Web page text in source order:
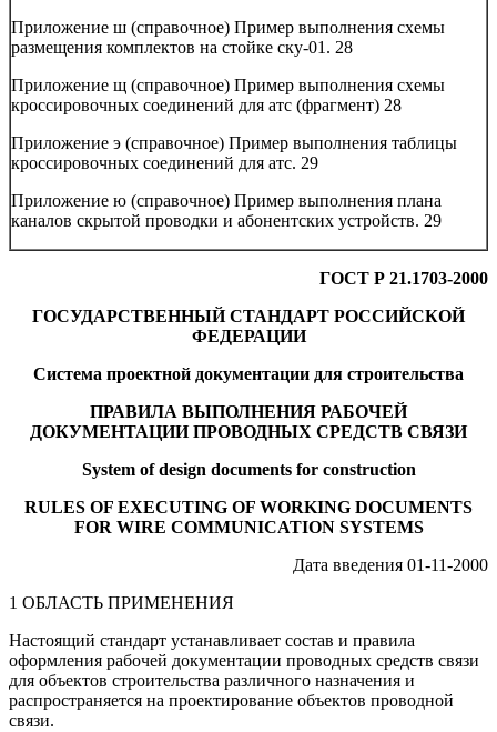
Приложение ш (справочное) Пример выполнения схемы
размещения комплектов на стойке ску-01. 28
Приложение щ (справочное) Пример выполнения схемы
кроссировочных соединений для атс (фрагмент) 28
Приложение э (справочное) Пример выполнения таблицы
кроссировочных соединений для атс. 29
Приложение ю (справочное) Пример выполнения плана
каналов скрытой проводки и абонентских устройств. 29
ГОСТ Р 21.1703-2000
ГОСУДАРСТВЕННЫЙ СТАНДАРТ РОССИЙСКОЙ
ФЕДЕРАЦИИ
Система проектной документации для строительства
ПРАВИЛА ВЫПОЛНЕНИЯ РАБОЧЕЙ
ДОКУМЕНТАЦИИ ПРОВОДНЫХ СРЕДСТВ СВЯЗИ
System of design documents for construction
RULES OF EXECUTING OF WORKING DOCUMENTS
FOR WIRE COMMUNICATION SYSTEMS
Дата введения 01-11-2000
1 ОБЛАСТЬ ПРИМЕНЕНИЯ
Настоящий стандарт устанавливает состав и правила
оформления рабочей документации проводных средств связи
для объектов строительства различного назначения и
распространяется на проектирование объектов проводной
связи.